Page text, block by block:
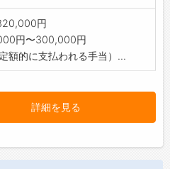
円
円〜300,000円
定額的に支払われる手当）...
詳細を見る